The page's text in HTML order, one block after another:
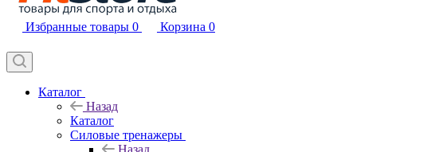
Избранные товары 0 Корзина 0
Каталог
Назад
Каталог
Силовые тренажеры
Назад